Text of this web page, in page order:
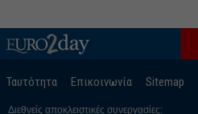
Ταυτότητα Επικοινωνία Sitemap
Διεθνείς αποκλειστικές συνεργασίες: